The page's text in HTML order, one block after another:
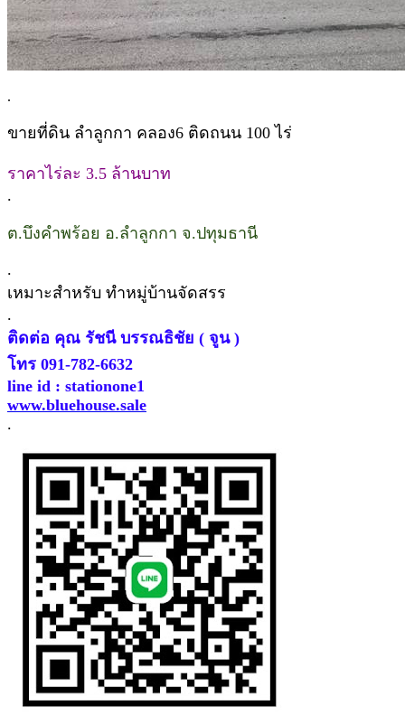
.
ขายที่ดิน ลำลูกกา คลอง6 ติดถนน 100 ไร่
ราคาไร่ละ 3.5 ล้านบาท
.
ต.บึงคำพร้อย อ.ลำลูกกา จ.ปทุมธานี
.
เหมาะสำหรับ ทำหมู่บ้านจัดสรร
.
ติดต่อ คุณ รัชนี บรรณธิชัย ( จูน)
โทร 091-782-6632
line id : stationone1
www.bluehouse.sale
.